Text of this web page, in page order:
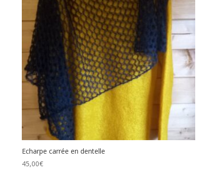
Echarpe carrée en dentelle
45,00€